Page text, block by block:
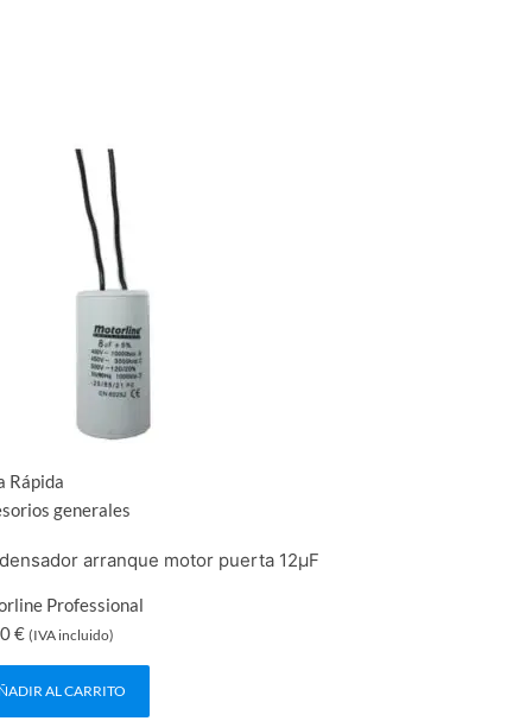
Rápida
generales
arranque motor puerta 12μF
Professional
€ (IVA incluido)
AL CARRITO